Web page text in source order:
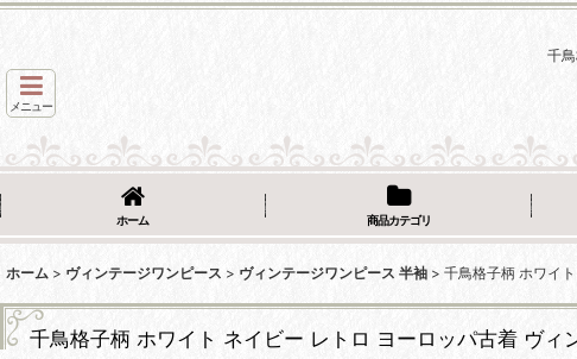
千
メニュー
ホーム 商品カテゴリ
ホーム > ヴィンテージワンピース > ヴィンテージワンピース 半袖 > 千鳥格子柄 ホワイ
千鳥格子柄 ホワイト ネイビー レトロ ヨーロッパ古着 ヴィ